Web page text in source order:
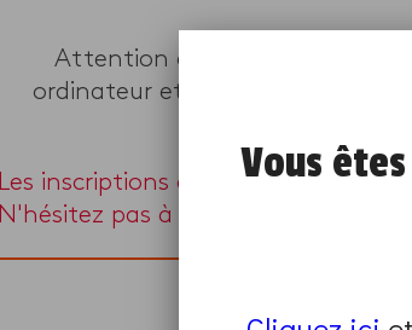
Attention ce programme se
ordinateur et d’une webcam. Le
Les inscriptions à ce programme
N'hésitez pas à en chercher un
Vous